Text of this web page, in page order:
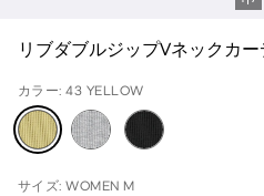
リブダブルジップVネックカ
カラー: 43 YELLOW
サイズ: WOMEN M